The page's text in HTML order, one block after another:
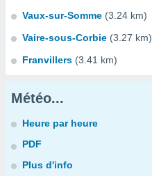
Vaux-sur-Somme (3.24 km)
Vaire-sous-Corbie (3.27 km)
Franvillers (3.41 km)
Météo...
Heure par heure
PDF
Plus d'info